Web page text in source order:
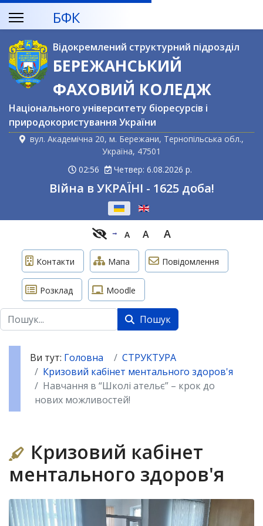
БФК
Відокремлений структурний підрозділ
БЕРЕЖАНСЬКИЙ
ФАХОВИЙ КОЛЕДЖ
Національного університету біоресурсів і
природокористування України
вул. Академічна 20, м. Бережани, Тернопільська обл.,
Україна, 47501
02:57
Четвер: 6.08.2026 р.
Війна в УКРАЇНІ - 1625 доба!
A A A
Контакти Мапа Повідомлення
Розклад Moodle
Пошук Пошук
Ви тут: Головна
СТРУКТУРА
Кризовий кабінет ментального здоров'я
Навчання в “Школі ательє” – крок до
нових можливостей!
Кризовий кабінет
ментального здоров'я